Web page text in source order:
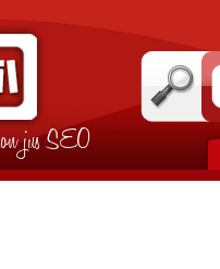
jus SEO